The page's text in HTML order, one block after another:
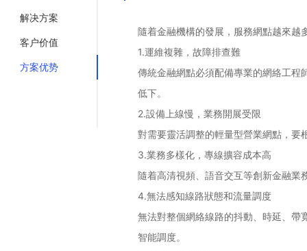
隨着金融機構的發展，服務網點越來越
1.運維複雜，故障排查難
傳統金融網點必須配備專業的網絡工程
低下。
2.設備上線慢，業務開展受限
對需要靈活調整的輕量型營業網點，要
3.業務多樣化，專線擴容成本高
隨着高清視頻、語音交互等創新金融業
4.無法感知線路狀態和流量調度
無法對整個網絡線路的抖動、時延、帶
智能調度。
解决方案
客户价值
方案优势